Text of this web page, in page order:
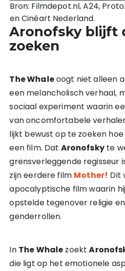
Bron: Filmdepot.nl, A24,
en Cinéart Nederland.
Aronofsky blijft
zoeken
The Whaleoogt niet alleen
een melancholisch verhaal,
sociaal experiment waarin
van oncomfortabele
lijkt bewust op te zoeken
een film. Dat Aronofskyte
grensverleggende regisseur
zijn eerdere film Mother! Dit
apocalyptische film waarin
opstelde tegenover religie
genderrollen.
In The Whale zoekt
die ligt op het emotionele